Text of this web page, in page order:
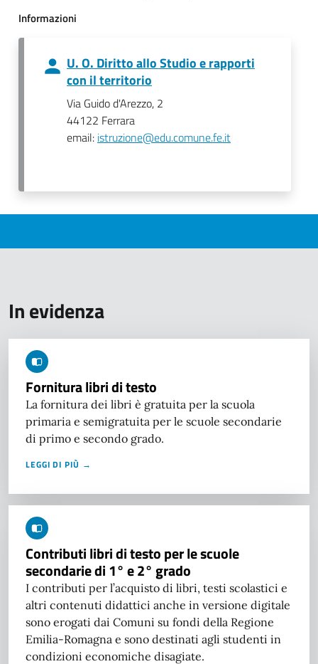
Informazioni
U. O. Diritto allo Studio e rapporti
con il territorio
Via Guido d'Arezzo, 2
44122 Ferrara
email: istruzione@edu.comune.fe.it
In evidenza
Fornitura libri di testo
La fornitura dei libri è gratuita per la scuola
primaria e semigratuita per le scuole secondarie
di primo e secondo grado.
LEGGI DI PIÙ →
Contributi libri di testo per le scuole
secondarie di 1° e 2° grado
I contributi per l’acquisto di libri, testi scolastici e
altri contenuti didattici anche in versione digitale
sono erogati dai Comuni su fondi della Regione
Emilia-Romagna e sono destinati agli studenti in
condizioni economiche disagiate.